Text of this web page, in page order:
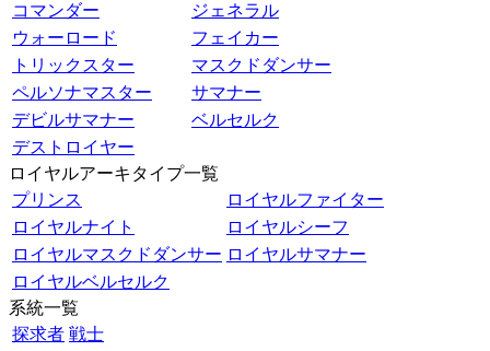
コマンダー
ジェネラル
ウォーロード
フェイカー
トリックスター
マスクドダンサー
ペルソナマスター
サマナー
デビルサマナー
ベルセルク
デストロイヤー
ロイヤルアーキタイプ一覧
プリンス
ロイヤルファイター
ロイヤルナイト
ロイヤルシーフ
ロイヤルマスクドダンサー ロイヤルサマナー
ロイヤルベルセルク
系統一覧
探求者 戦士